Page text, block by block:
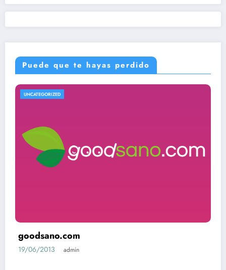
Puede que te hayas perdido
UNCATEGORIZED
goodsano.com
19/06/2013 admin